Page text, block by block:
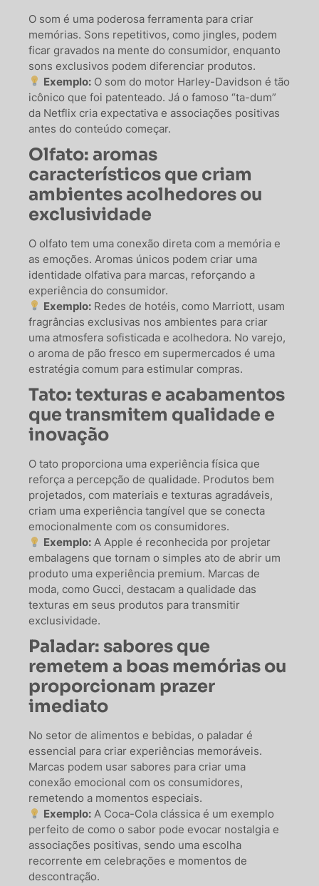
O som é uma poderosa ferramenta para criar
memórias. Sons repetitivos, como jingles, podem
ficar gravados na mente do consumidor, enquanto
sons exclusivos podem diferenciar produtos.
Exemplo: O som do motor Harley-Davidson é tão
icônico que foi patenteado. Já o famoso “ta-dum”
da Netflix cria expectativa e associações positivas
antes do conteúdo começar.
Olfato: aromas
característicos que criam
ambientes acolhedores ou
exclusividade
O olfato tem uma conexão direta com a memória e
as emoções. Aromas únicos podem criar uma
identidade olfativa para marcas, reforçando a
experiência do consumidor.
Exemplo: Redes de hotéis, como Marriott, usam
fragrâncias exclusivas nos ambientes para criar
uma atmosfera sofisticada e acolhedora. No varejo,
o aroma de pão fresco em supermercados é uma
estratégia comum para estimular compras.
Tato: texturas e acabamentos
que transmitem qualidade e
inovação
O tato proporciona uma experiência física que
reforça a percepção de qualidade. Produtos bem
projetados, com materiais e texturas agradáveis,
criam uma experiência tangível que se conecta
emocionalmente com os consumidores.
Exemplo: A Apple é reconhecida por projetar
embalagens que tornam o simples ato de abrir um
produto uma experiência premium. Marcas de
moda, como Gucci, destacam a qualidade das
texturas em seus produtos para transmitir
exclusividade.
Paladar: sabores que
remetem a boas memórias ou
proporcionam prazer
imediato
No setor de alimentos e bebidas, o paladar é
essencial para criar experiências memoráveis.
Marcas podem usar sabores para criar uma
conexão emocional com os consumidores,
remetendo a momentos especiais.
Exemplo: A Coca-Cola clássica é um exemplo
perfeito de como o sabor pode evocar nostalgia e
associações positivas, sendo uma escolha
recorrente em celebrações e momentos de
descontração.